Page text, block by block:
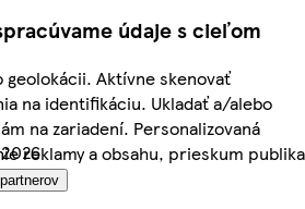
údaje s cieľom
geolokácii. Aktívne skenovať
na identifikáciu. Ukladať a/alebo
na zariadení. Personalizovaná
reklamy a obsahu, prieskum publika